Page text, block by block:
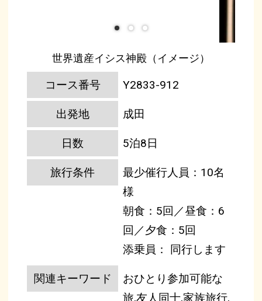
世界遺産イシス神殿（イメージ）
コース番号 Y2833-912
出発地 成田
日数 5泊8日
旅行条件
最少催行人員：10名
様
朝食：5回／昼食：6
回／夕食：5回
添乗員： 同行します
関連キーワード
おひとり参加可能な
旅,友人同士,家族旅行,